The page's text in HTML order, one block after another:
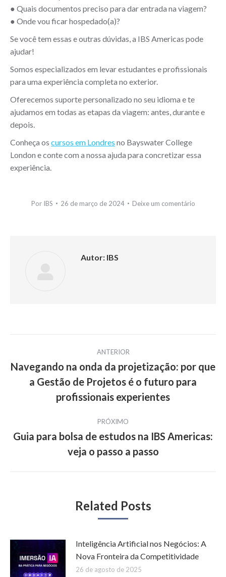
● Quais documentos preciso para dar entrada na viagem?
● Onde vou ficar hospedado(a)?
Se você tem essas e outras dúvidas, a IBS Americas pode
ajudar!
Somos especializados em levar estudantes e profissionais
para uma experiência completa no exterior.
Oferecemos suporte personalizado no seu idioma e te
ajudamos em todas as etapas da viagem: antes, durante e
depois.
Conheça os cursos em Londres no Bayswater College
London e conte com a nossa ajuda para concretizar essa
experiência.
Por IBS 26 de março de 2024 Deixe um comentário
Autor: IBS
de
post:
ANTERIOR
Post
anterior:
Navegando na onda da projetização: por que
a Gestão de Projetos é o futuro para
profissionais experientes
PRÓXIMO
post:
Guia para bolsa de estudos na IBS Americas:
veja o passo a passo
Related Posts
Inteligência Artificial nos Negócios: A
Nova Fronteira da Competitividade
26 de agosto de 2025